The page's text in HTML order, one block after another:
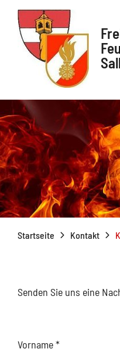
Startseite Kontakt
Senden Sie uns eine
Vorname*